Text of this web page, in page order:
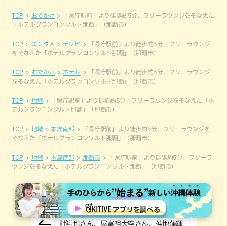
TOP おでかけ
「県庁駅前」より徒歩約5分、フリーラウンジをそなえた
「ホテルグランコンソルト那覇」（那覇市）
TOP エンタメ テレビ
「県庁駅前」より徒歩約5分、フリーラウンジ
をそなえた「ホテルグランコンソルト那覇」（那覇市）
TOP おでかけ ホテル
「県庁駅前」より徒歩約5分、フリーラウンジ
をそなえた「ホテルグランコンソルト那覇」（那覇市）
TOP 地域
「県庁駅前」より徒歩約5分、フリーラウンジをそなえた「ホ
テルグランコンソルト那覇」（那覇市）
TOP 地域 本島南部
「県庁駅前」より徒歩約5分、フリーラウンジを
そなえた「ホテルグランコンソルト那覇」（那覇市）
TOP 地域 本島南部 那覇市
「県庁駅前」より徒歩約5分、フリーラ
ウンジをそなえた「ホテルグランコンソルト那覇」（那覇市）
全国大会に挑む料理界期待の高校生、伊
計翔也さん、屋富祖大空さん、仲地蓮輝